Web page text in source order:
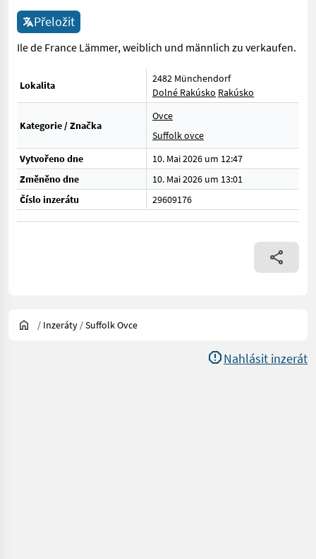
Přeložit
Ile de France Lämmer, weiblich und männlich zu verkaufen.
Lokalita
2482 Münchendorf
Dolné Rakúsko Rakúsko
Kategorie / Značka
Ovce
Suffolk ovce
Vytvořeno dne
10. Mai 2026 um 12:47
Změněno dne
10. Mai 2026 um 13:01
Číslo inzerátu
29609176
/ Inzeráty /Suffolk Ovce
Nahlásit inzerát